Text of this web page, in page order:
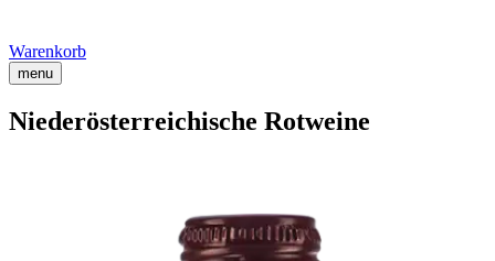
Warenkorb
menu
Niederösterreichische Rotweine